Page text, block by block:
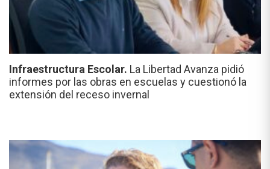
Infraestructura Escolar. La Libertad Avanza pidió
informes por las obras en escuelas y cuestionó la
extensión del receso invernal